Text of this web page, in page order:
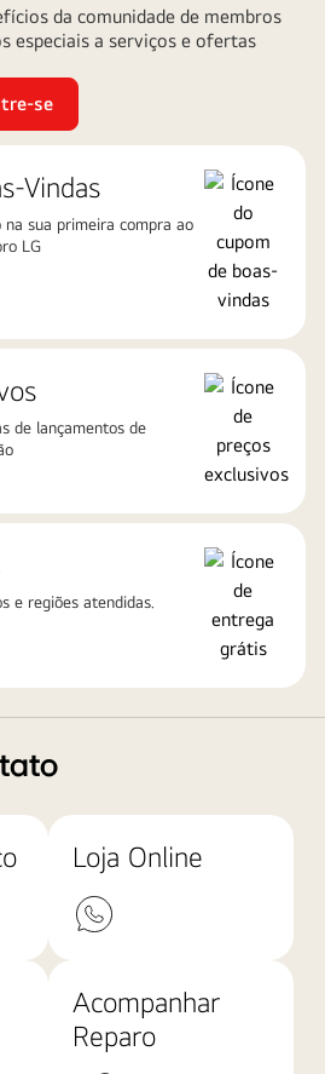
da comunidade de membros
especiais a serviços e ofertas
se
Vindas
sua primeira compra ao
LG
de lançamentos de
e regiões atendidas.
Loja Online
Acompanhar
Reparo